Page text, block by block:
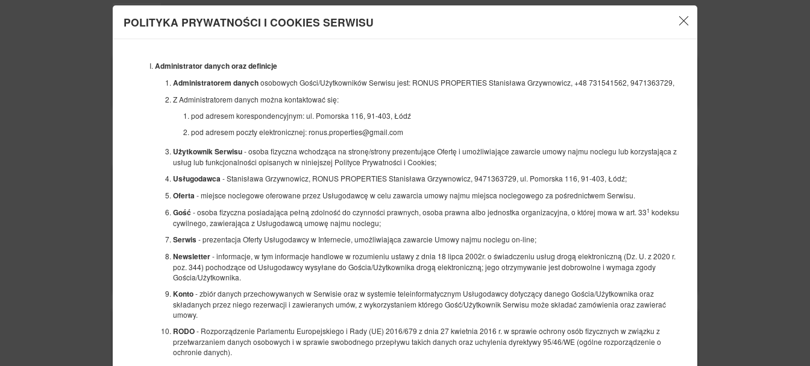
POLITYKA PRYWATNOŚCI I COOKIES SERWISU
Administrator danych oraz definicje
Administratorem danychosobowych Gości/Użytkowników Serwisu jest: RONUS PROPERTIES Stanisława Grzywnowicz, +48 731541562, 9471363729,
Z Administratorem danych można kontaktować się:
pod adresem korespondencyjnym: ul. Pomorska 116, 91-403, Łódź
pod adresem poczty elektronicznej: ronus.properties@gmail.com
Użytkownik Serwisu- osoba fizyczna wchodząca na stronę/strony prezentujące Ofertę i umożliwiające zawarcie umowy najmu noclegu lub korzystająca z
usług lub funkcjonalności opisanych w niniejszej Polityce Prywatności i Cookies;
Usługodawca - Stanisława Grzywnowicz, RONUS PROPERTIES Stanisława Grzywnowicz, 9471363729, ul. Pomorska 116, 91-403, Łódź;
Oferta - miejsce noclegowe oferowane przez Usługodawcę w celu zawarcia umowy najmu miejsca noclegowego za pośrednictwem Serwisu.
Gość - osoba fizyczna posiadająca pełną zdolność do czynności prawnych, osoba prawna albo jednostka organizacyjna, o której mowa w art. 331 kodeksu
cywilnego, zawierająca z Usługodawcą umowę najmu noclegu;
Serwis - prezentacja Oferty Usługodawcy w Internecie, umożliwiająca zawarcie Umowy najmu noclegu on-line;
Newsletter- informacje, w tym informacje handlowe w rozumieniu ustawy z dnia 18 lipca 2002r. o świadczeniu usług drogą elektroniczną (Dz. U. z 2020 r.
poz. 344) pochodzące od Usługodawcy wysyłane do Gościa/Użytkownika drogą elektroniczną; jego otrzymywanie jest dobrowolne i wymaga zgody
Gościa/Użytkownika.
Konto- zbiór danych przechowywanych w Serwisie oraz w systemie teleinformatycznym Usługodawcy dotyczący danego Gościa/Użytkownika oraz
składanych przez niego rezerwacji i zawieranych umów, z wykorzystaniem którego Gość/Użytkownik Serwisu może składać zamówienia oraz zawierać
umowy.
RODO- Rozporządzenie Parlamentu Europejskiego i Rady (UE) 2016/679 z dnia 27 kwietnia 2016 r. w sprawie ochrony osób fizycznych w związku z
przetwarzaniem danych osobowych i w sprawie swobodnego przepływu takich danych oraz uchylenia dyrektywy 95/46/WE (ogólne rozporządzenie o
ochronie danych).
POCZĄTEK
SIERPNIA
KONIEC
08
SIERPNIA
2 FILTRY
Wybierz ofertę Doprecyzuj rezerwację Potwierdź rezerwację Opłać
Pokój nr 4 (2 os. z wspólnym WC)
Dostępna liczba: 1
2 osoby
pow. 11,00 m2
1 sypialnia
Udostępnij Szczegóły Dostępność
Pokaż oferty
Pokój Paris ( 2 os. z wspólnym WC) / za
drzwiami WORLD
159,00 zł
2 osoby / 1 noc